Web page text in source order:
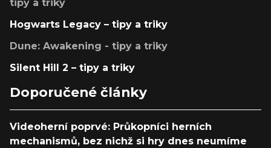
tipy a triky
Hogwarts Legacy – tipy a triky
Dune: Awakening - tipy a triky
Silent Hill 2 – tipy a triky
Doporučené články
Videoherní poprvé: Průkopníci herních
mechanismů, bez nichž si hry dnes neumíme